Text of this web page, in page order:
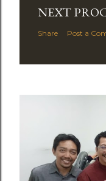
NEXT
Share Post a